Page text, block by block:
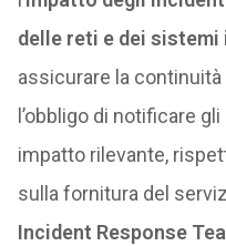
delle reti e dei
assicurare la
l’obbligo di notificare
impatto rilevante,
sulla fornitura del
Incident Response